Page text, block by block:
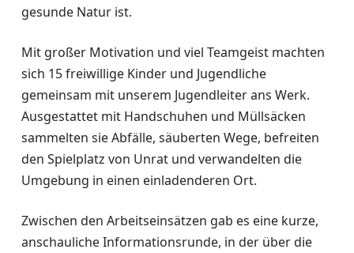
gesunde Natur ist.
Mit großer Motivation und viel Teamgeist machten
sich 15 freiwillige Kinder und Jugendliche
gemeinsam mit unserem Jugendleiter ans Werk.
Ausgestattet mit Handschuhen und Müllsäcken
sammelten sie Abfälle, säuberten Wege, befreiten
den Spielplatz von Unrat und verwandelten die
Umgebung in einen einladenderen Ort.
Zwischen den Arbeitseinsätzen gab es eine kurze,
anschauliche Informationsrunde, in der über die